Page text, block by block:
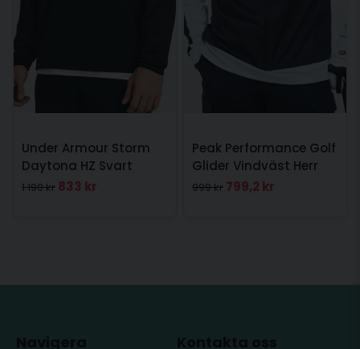
Under Armour Storm
Daytona HZ Svart
1 190 kr 833 kr
Peak Performance Golf
Glider Vindväst Herr
Svart
999 kr 799,2 kr